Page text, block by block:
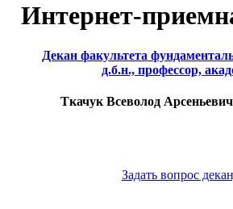
Интернет-
Декан факультета
д.б.н., профессор,
Ткачук Всеволод Арсеньевич
Задать вопрос